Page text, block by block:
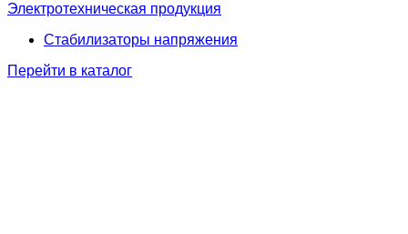
Электротехническая продукция
Стабилизаторы напряжения
Перейти в каталог